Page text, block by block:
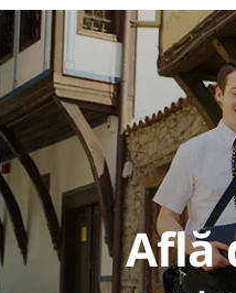
Află